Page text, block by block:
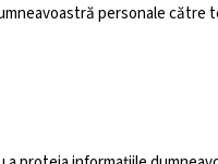
personale